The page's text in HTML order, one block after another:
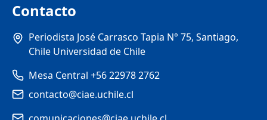
Contacto
Periodista José Carrasco Tapia N° 75, Santiago,
Chile Universidad de Chile
Mesa Central +56 22978 2762
contacto@ciae.uchile.cl